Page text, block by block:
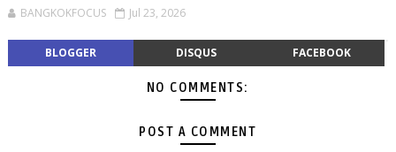
BANGKOKFOCUS Jul 23, 2026
BLOGGER DISQUS FACEBOOK
NO COMMENTS:
POST A COMMENT